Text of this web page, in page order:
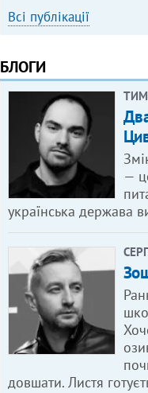
Всі публікації
БЛОГИ
—
українська держава
довшати. Листя